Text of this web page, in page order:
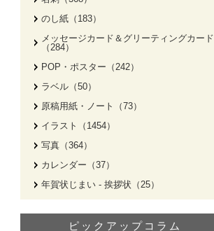
のし紙（183）
メッセージカード＆グリーティングカード
（284）
POP・ポスター（242）
ラベル（50）
原稿用紙・ノート（73）
イラスト（1454）
写真（364）
カレンダー（37）
年賀状じまい - 挨拶状（25）
ピックアップコラム